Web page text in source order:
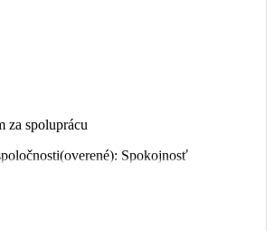
za spoluprácu
Spokojnosť